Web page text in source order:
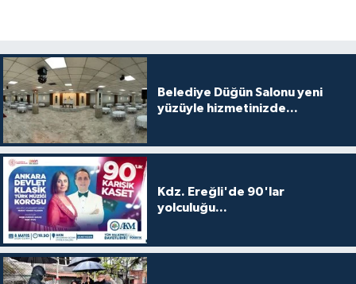
Belediye Düğün Salonu yeni
yüzüyle hizmetinizde...
Kdz. Ereğli'de 90'lar
yolculuğu...